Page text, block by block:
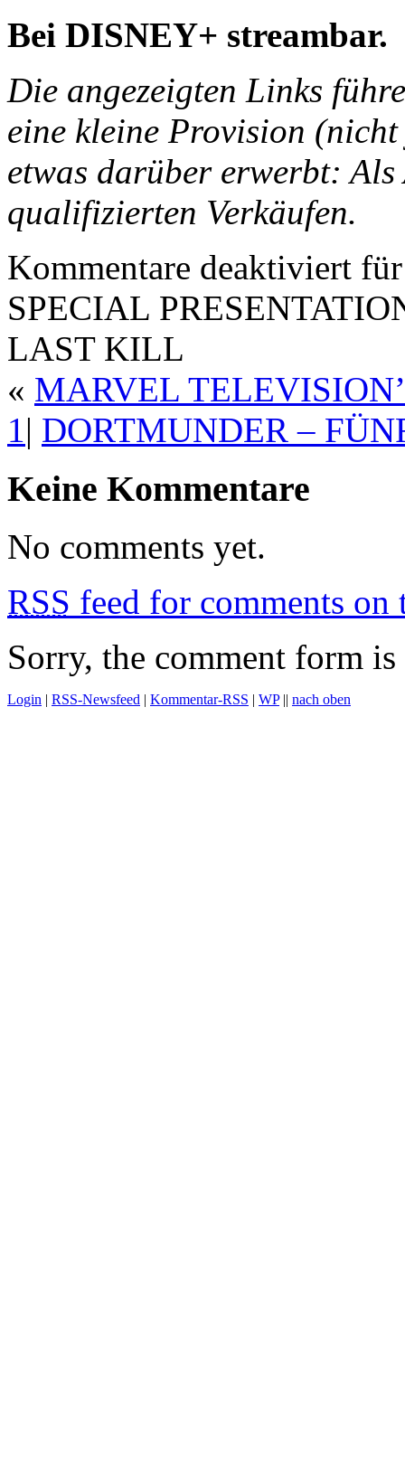
Bei DISNEY+ streambar.
Die angezeigten Links
eine kleine Provision
etwas darüber erwerbt:
qualifizierten Verkäufen.
Kommentare deaktiviert
SPECIAL
LAST KILL
« MARVEL
1| DORTMUNDER –
Keine Kommentare
No comments yet.
RSS feed for comments on
Sorry, the comment form
Login | RSS-Newsfeed | Kommentar-RSS | WP|| nach oben